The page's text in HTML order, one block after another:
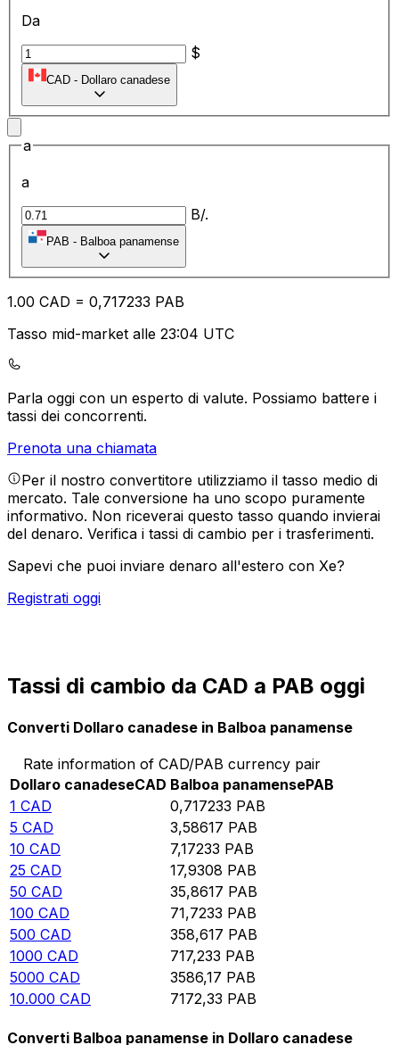
Da
$
CAD - Dollaro canadese
a
a
B/.
PAB - Balboa panamense
1.00 CAD = 0,717233 PAB
Tasso mid-market alle 23:04 UTC
Parla oggi con un esperto di valute. Possiamo battere i
tassi dei concorrenti.
Prenota una chiamata
Per il nostro convertitore utilizziamo il tasso medio di
mercato. Tale conversione ha uno scopo puramente
informativo. Non riceverai questo tasso quando invierai
del denaro. Verifica i tassi di cambio per i trasferimenti.
Sapevi che puoi inviare denaro all'estero con Xe?
Registrati oggi
Tassi di cambio da CAD a PAB oggi
Converti Dollaro canadese in Balboa panamense
Rate information of CAD/PAB currency pair
Dollaro canadeseCAD Balboa panamensePAB
1 CAD 0,717233 PAB
5 CAD 3,58617 PAB
10 CAD 7,17233 PAB
25 CAD 17,9308 PAB
50 CAD 35,8617 PAB
100 CAD 71,7233 PAB
500 CAD 358,617 PAB
1000 CAD 717,233 PAB
5000 CAD 3586,17 PAB
10.000 CAD 7172,33 PAB
Converti Balboa panamense in Dollaro canadese